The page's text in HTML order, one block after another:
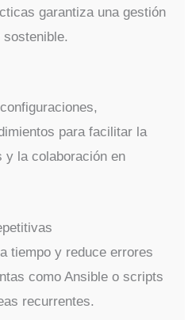
garantiza una gestión
para facilitar la
y la colaboración en
tiempo y reduce errores
como Ansible o scripts
recurrentes.